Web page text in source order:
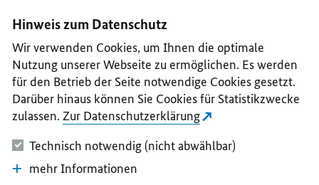
II
III
IV
V
Hinweis zum Datenschutz
Wir verwenden Cookies, um Ihnen die optimale
Nutzung unserer Webseite zu ermöglichen. Es werden
für den Betrieb der Seite notwendige Cookies gesetzt.
Darüber hinaus können Sie Cookies für Statistikzwecke
zulassen. Zur Datenschutzerklärung
Technisch notwendig (nicht abwählbar)
mehr Informationen